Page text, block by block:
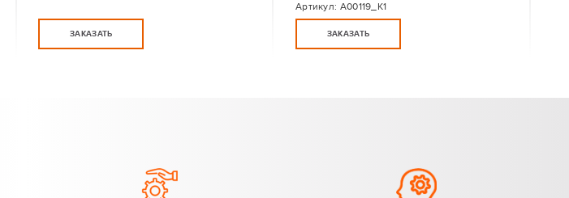
ЗАКАЗАТЬ
Артикул: А00119_К1
ЗАКАЗАТЬ